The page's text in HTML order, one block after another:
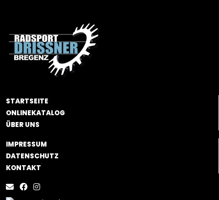
STARTSEITE
ONLINEKATALOG
ÜBER UNS
IMPRESSUM
DATENSCHUTZ
KONTAKT